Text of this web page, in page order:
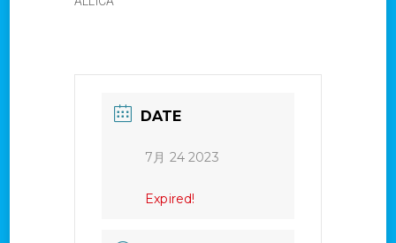
DATE
7月 24 2023
Expired!